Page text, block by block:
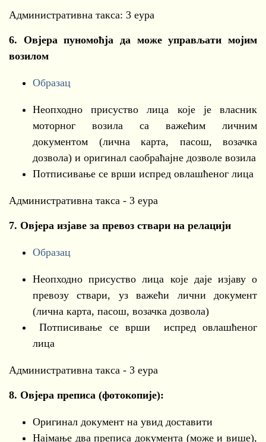
Административна такса: 3 еура
6. Овјера пуномоћја да може управљати мојим
возилом
Образац
Неопходно присуство лица које је власник
моторног возила са важећим личним
документом (лична карта, пасош, возачка
дозвола) и оригинал саобраћајне дозволе возила
Потписивање се врши испред овлашћеног лица
Административна такса - 3 еура
7. Овјера изјаве за превоз ствари на релацији
Образац
Неопходно присуство лица које даје изјаву о
превозу ствари, уз важећи лични документ
(лична карта, пасош, возачка дозвола)
Потписивање се врши испред овлашћеног
лица
Административна такса - 3 еура
8. Овјера преписа (фотокопије):
Оригинал документ на увид доставити
Најмање два преписа документа (може и више),